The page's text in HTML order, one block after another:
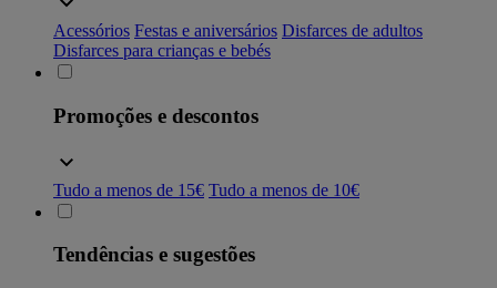
Acessórios Festas e aniversários Disfarces de adultos
Disfarces para crianças e bebés
Promoções e descontos
Tudo a menos de 15€ Tudo a menos de 10€
Tendências e sugestões